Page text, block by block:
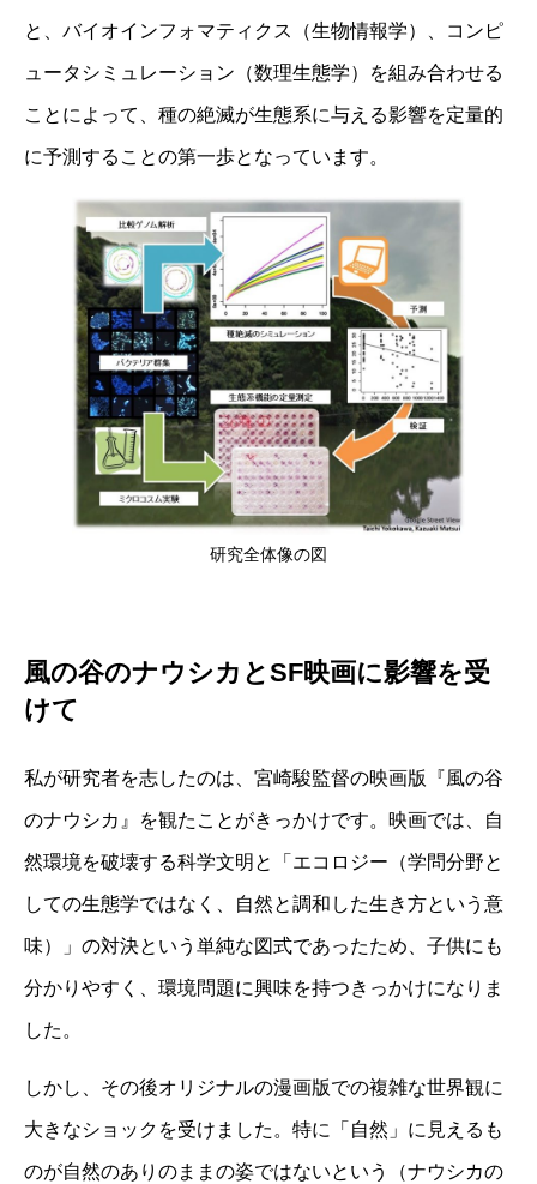
と、バイオインフォマティクス（生物情報学）、コンピ
ュータシミュレーション（数理生態学）を組み合わせる
ことによって、種の絶滅が生態系に与える影響を定量的
に予測することの第一歩となっています。
研究全体像の図
風の谷のナウシカとSF映画に影響を受
けて
私が研究者を志したのは、宮崎駿監督の映画版『風の谷
のナウシカ』を観たことがきっかけです。映画では、自
然環境を破壊する科学文明と「エコロジー（学問分野と
しての生態学ではなく、自然と調和した生き方という意
味）」の対決という単純な図式であったため、子供にも
分かりやすく、環境問題に興味を持つきっかけになりま
した。
しかし、その後オリジナルの漫画版での複雑な世界観に
大きなショックを受けました。特に「自然」に見えるも
のが自然のありのままの姿ではないという（ナウシカの